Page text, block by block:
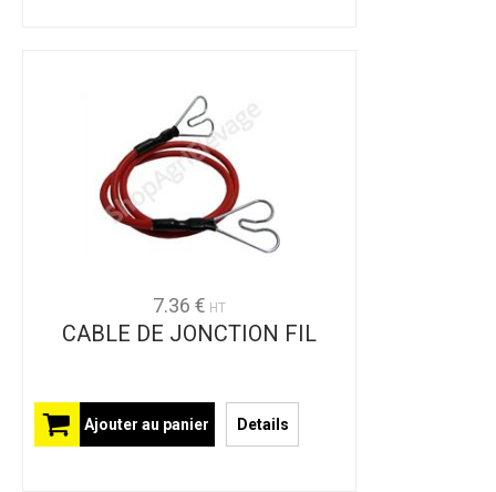
7.36 € HT
CABLE DE JONCTION FIL
Ajouter au panier Details